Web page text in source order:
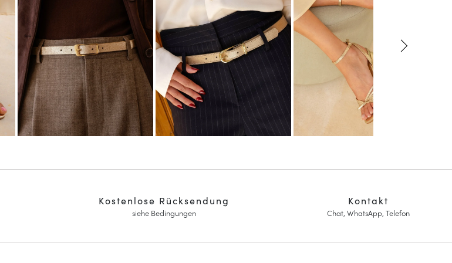
Kostenlose Rücksendung
siehe Bedingungen
Kontakt
Chat, WhatsApp, Telefon